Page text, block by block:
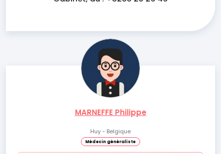
MARNEFFE Philippe
Huy - Belgique
Médecin généraliste